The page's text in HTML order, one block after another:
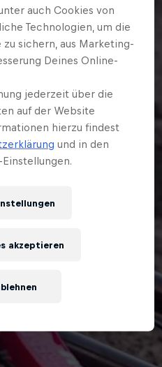
auch Cookies von
Technologien, um die
sichern, aus Marketing-
Deines Online-
jederzeit über die
auf der Website
hierzu findest
und in den
akzeptieren